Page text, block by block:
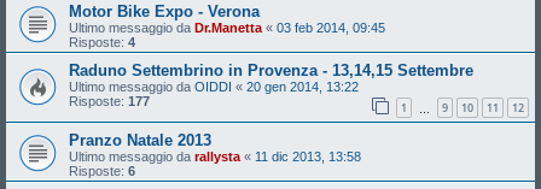
Motor Bike Expo - Verona
Ultimo messaggio da Dr.Manetta « 03 feb 2014, 09:45
Risposte: 4
Raduno Settembrino in Provenza - 13,14,15 Settembre
Ultimo messaggio da OIDDI « 20 gen 2014, 13:22
Risposte: 177 1 9 10 11 12
Pranzo Natale 2013
Ultimo messaggio da rallysta « 11 dic 2013, 13:58
Risposte: 6